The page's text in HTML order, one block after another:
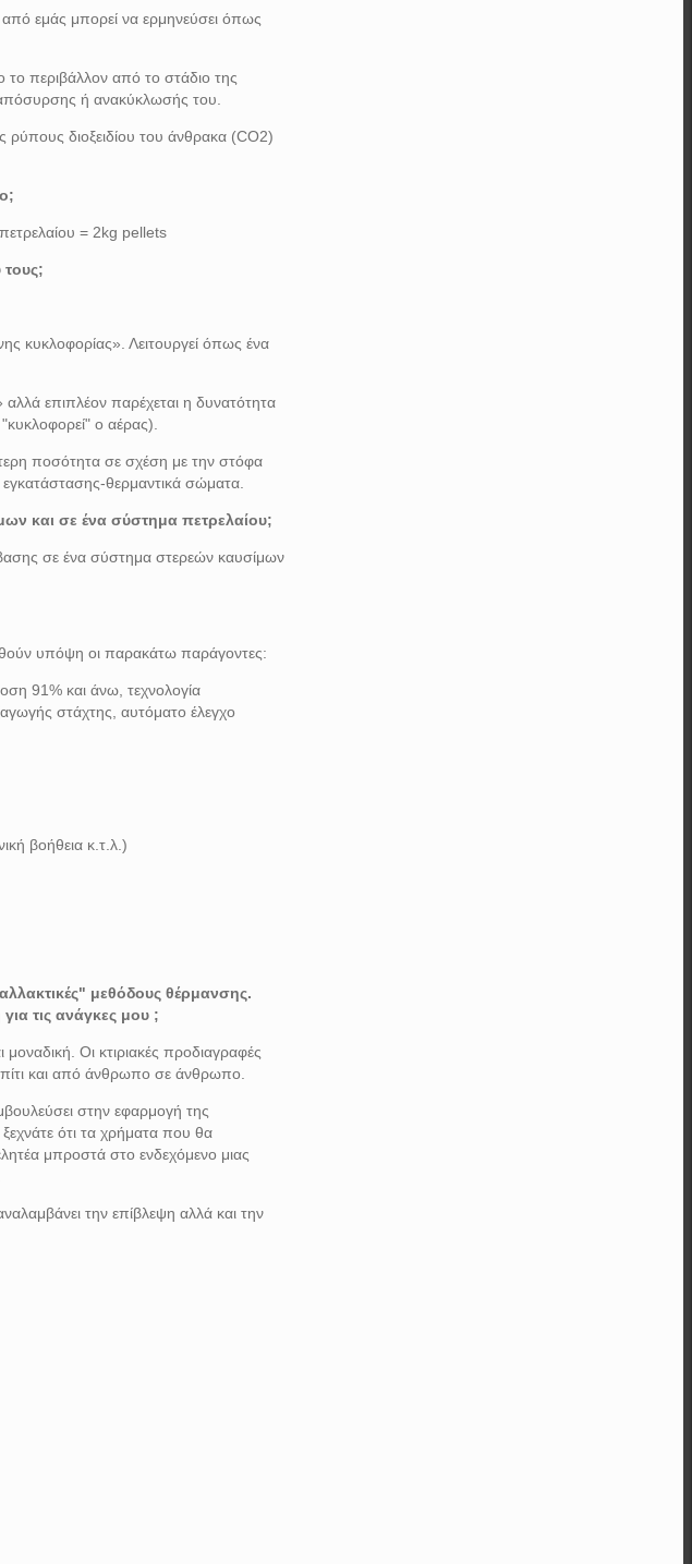
από εμάς μπορεί να ερμηνεύσει όπως
το περιβάλλον από το στάδιο της
ή ανακύκλωσής του.
ρύπους διοξειδίου του άνθρακα (CO2)
= 2kg pellets
κυκλοφορίας». Λειτουργεί όπως ένα
επιπλέον παρέχεται η δυνατότητα
ο αέρας).
ποσότητα σε σχέση με την στόφα
εγκατάστασης-θερμαντικά σώματα.
και σε ένα σύστημα πετρελαίου;
σε ένα σύστημα στερεών καυσίμων
υπόψη οι παρακάτω παράγοντες:
91% και άνω, τεχνολογία
στάχτης, αυτόματο έλεγχο
βοήθεια κ.τ.λ.)
μεθόδους θέρμανσης.
τις ανάγκες μου ;
μοναδική. Οι κτιριακές προδιαγραφές
σπίτι και από άνθρωπο σε άνθρωπο.
στην εφαρμογή της
ότι τα χρήματα που θα
μπροστά στο ενδεχόμενο μιας
την επίβλεψη αλλά και την